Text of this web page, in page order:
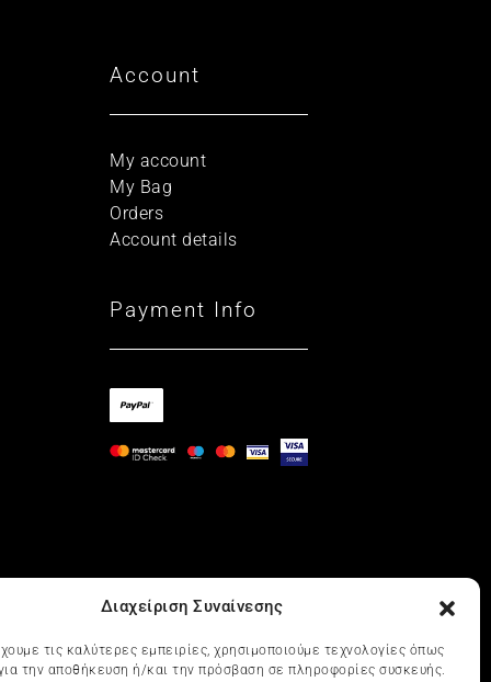
Διαχείριση Συναίνεσης
τις καλύτερες εμπειρίες, χρησιμοποιούμε τεχνολογίες όπως
την αποθήκευση ή/και την πρόσβαση σε πληροφορίες συσκευής.
Account
My account
My Bag
Orders
Account details
Payment Info